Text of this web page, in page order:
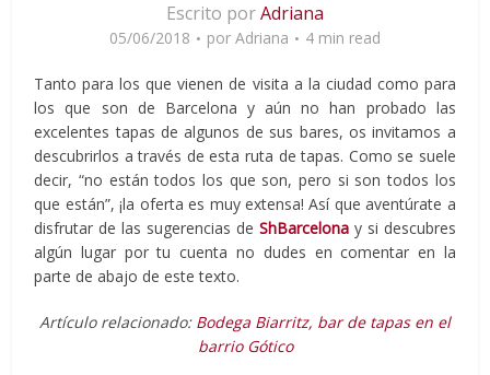
Escrito porAdriana
05/06/2018 por Adriana 4 min read
Tanto para los que vienen de visita a la ciudad como para
los que son de Barcelona y aún no han probado las
excelentes tapas de algunos de sus bares, os invitamos a
descubrirlos a través de esta ruta de tapas. Como se suele
decir, “no están todos los que son, pero si son todos los
que están”, ¡la oferta es muy extensa! Así que aventúrate a
disfrutar de las sugerencias de ShBarcelona y si descubres
algún lugar por tu cuenta no dudes en comentar en la
parte de abajo de este texto.
Artículo relacionado: Bodega Biarritz, bar de tapas en el
barrio Gótico